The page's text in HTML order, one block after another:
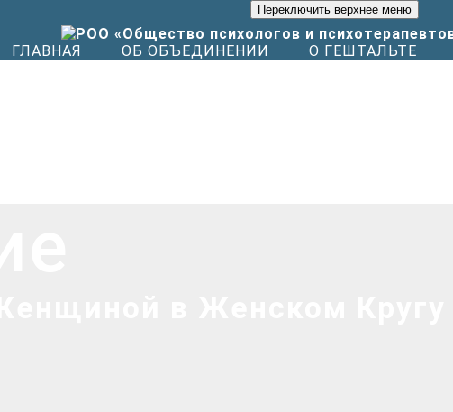
Переключить верхнее меню
ГЛАВНАЯ ОБ ОБЪЕДИНЕНИИ О ГЕШТАЛЬТЕ